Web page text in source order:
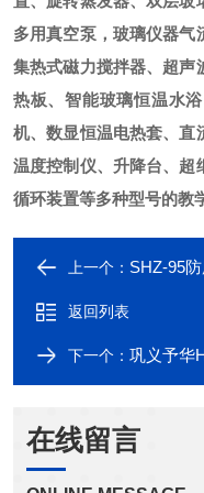
多用真空泵，玻璃仪器气
集热式磁力搅拌器、超声
热板、智能玻璃恒温水
机、数显恒温电热套、直
温度控制仪、升降台、超
循环装置等多种型号的教
上一个： SHZ-95防
返回列表
下一个： 巩义予华HH-
在线留言